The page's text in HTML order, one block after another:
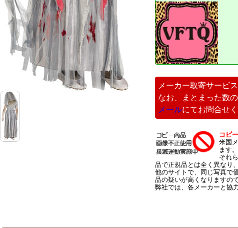
メーカー取寄サービ
なお、まとまった数
メールにてお問合せく
コピ
米国
ます。
それ
品で正規品とは全く異なり
他のサイトで、同じ写真で
品の疑いが高くなりますの
弊社では、各メーカーと協